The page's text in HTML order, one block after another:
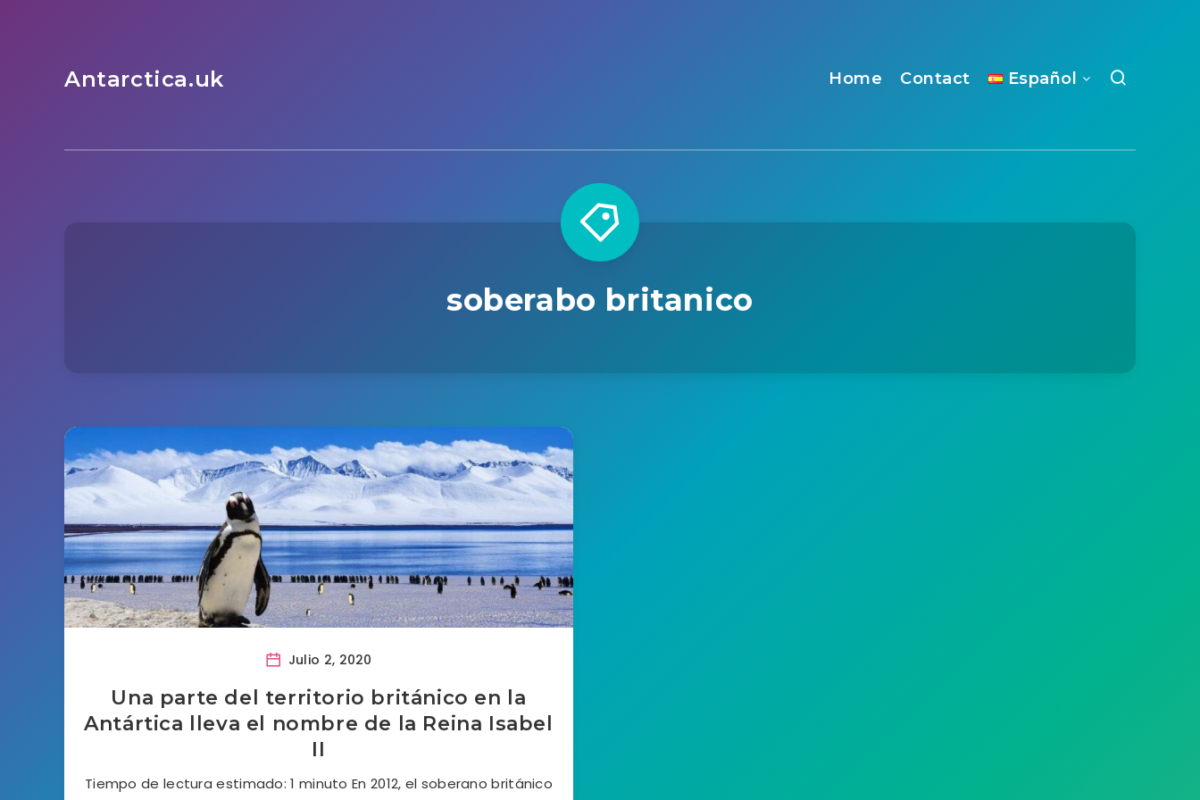
Antarctica.uk Home Contact Español
soberabo britanico
Julio 2, 2020
Una parte del territorio británico en la
Antártica lleva el nombre de la Reina Isabel
II
Tiempo de lectura estimado: 1 minuto En 2012, el soberano británico